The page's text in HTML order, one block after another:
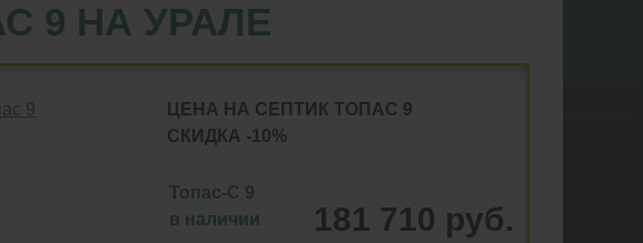
9 НА УРАЛЕ
ЦЕНА НА СЕПТИК ТОПАС 9
СКИДКА -10%
Топас-С 9
в наличии
181 710 руб.